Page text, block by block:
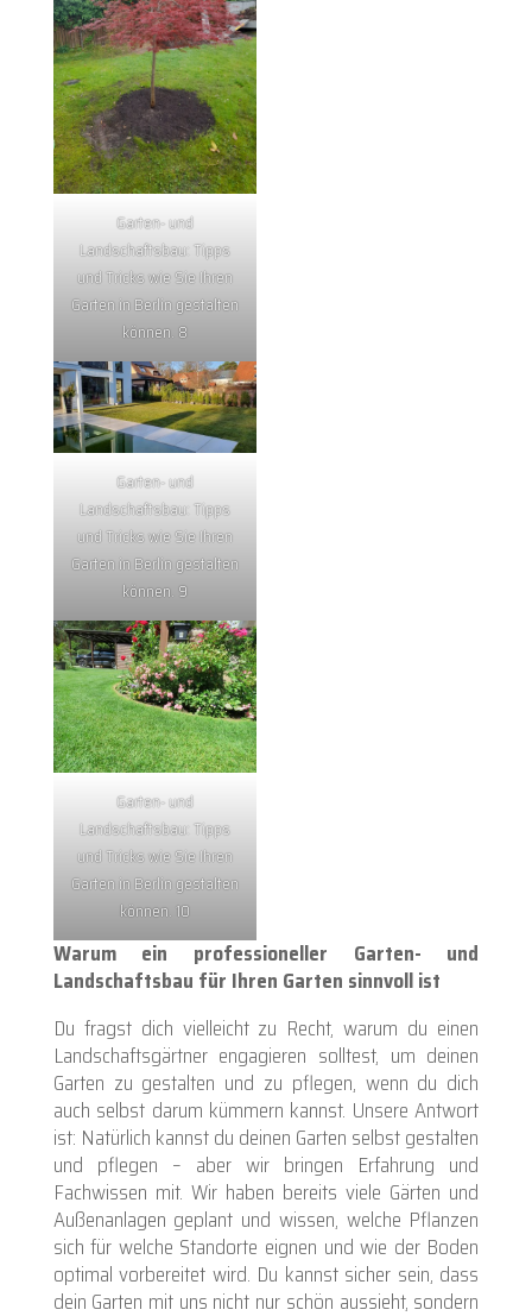
Garten- und
Landschaftsbau: Tipps
und Tricks wie Sie Ihren
Garten in Berlin gestalten
können. 8
Garten- und
Landschaftsbau: Tipps
und Tricks wie Sie Ihren
Garten in Berlin gestalten
können. 9
Garten- und
Landschaftsbau: Tipps
und Tricks wie Sie Ihren
Garten in Berlin gestalten
können. 10
Warum ein professioneller Garten- und
Landschaftsbau für Ihren Garten sinnvoll ist
Du fragst dich vielleicht zu Recht, warum du einen
Landschaftsgärtner engagieren solltest, um deinen
Garten zu gestalten und zu pflegen, wenn du dich
auch selbst darum kümmern kannst. Unsere Antwort
ist: Natürlich kannst du deinen Garten selbst gestalten
und pflegen – aber wir bringen Erfahrung und
Fachwissen mit. Wir haben bereits viele Gärten und
Außenanlagen geplant und wissen, welche Pflanzen
sich für welche Standorte eignen und wie der Boden
optimal vorbereitet wird. Du kannst sicher sein, dass
dein Garten mit uns nicht nur schön aussieht, sondern